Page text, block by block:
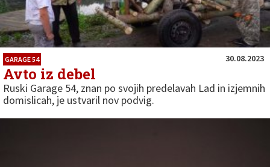
GARAGE 54 30.08.2023
Avto iz debel
Ruski Garage 54, znan po svojih predelavah Lad in izjemnih
domislicah, je ustvaril nov podvig.